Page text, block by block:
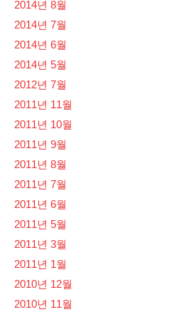
2014년 8월
2014년 7월
2014년 6월
2014년 5월
2012년 7월
2011년 11월
2011년 10월
2011년 9월
2011년 8월
2011년 7월
2011년 6월
2011년 5월
2011년 3월
2011년 1월
2010년 12월
2010년 11월